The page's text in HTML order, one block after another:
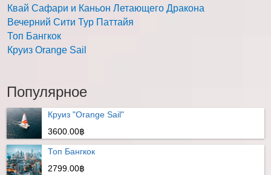
Квай Сафари и Каньон Летающего Дракона
Вечерний Сити Тур Паттайя
Топ Бангкок
Круиз Orange Sail
Популярное
Круиз "Orange Sail"
3600.00฿
Топ Бангкок
2799.00฿